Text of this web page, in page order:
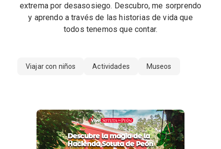
extrema por desasosiego. Descubro, me sorprendo
y aprendo a través de las historias de vida que
todos tenemos que contar.
Viajar con niños Actividades Museos